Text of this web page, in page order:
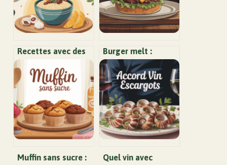
Recettes avec des
idées simples,
rapides et anti-
Burger melt :
recette, astuces et
idées pour un
sandwich fondant
Muffin sans sucre :
Quel vin avec